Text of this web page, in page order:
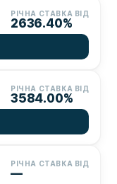
РІЧНА СТАВКА ВІД
2636.40%
РІЧНА СТАВКА ВІД
3584.00%
РІЧНА СТАВКА ВІД
—